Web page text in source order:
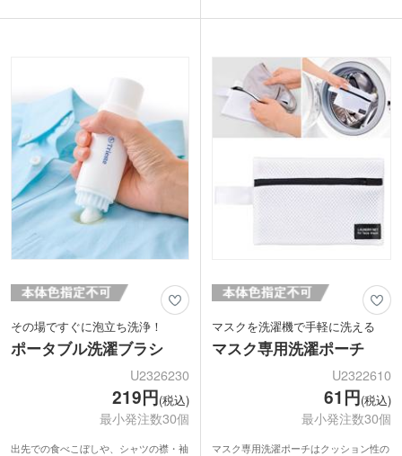
特典やコインランドリーの初回利用特
用量目安。すぐ使えて配布しやすい少量
パック。オリジナルシールで企業の印象
もしっかり残る実用的なノベルティで
す。
吊り下げれば簡易的な手洗いにも対応。
その場ですぐに泡立ち洗浄！
ポータブル洗濯ブラシ
U2326230
219円(税込)
最小発注数30個
出先での食べこぼしや、シャツの襟・袖
マスクを洗濯機で手軽に洗える
マスク専用洗濯ポーチ
U2322610
61円(税込)
最小発注数30個
マスク専用洗濯ポーチはクッション性の